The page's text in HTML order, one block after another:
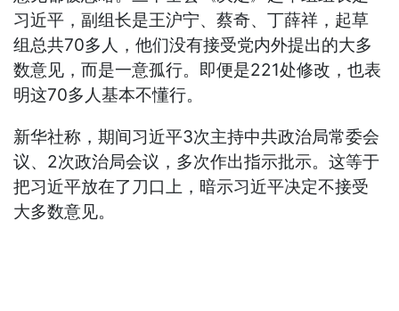
习近平，副组长是王沪宁、蔡奇、丁薛祥，起草
组总共70多人，他们没有接受党内外提出的大多
数意见，而是一意孤行。即便是221处修改，也表
明这70多人基本不懂行。
新华社称，期间习近平3次主持中共政治局常委会
议、2次政治局会议，多次作出指示批示。这等于
把习近平放在了刀口上，暗示习近平决定不接受
大多数意见。